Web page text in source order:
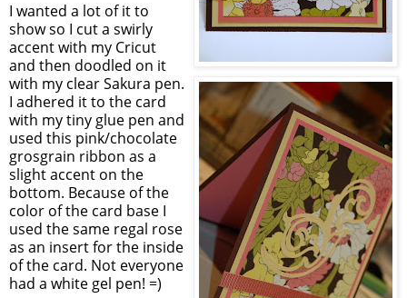
I wanted a lot of it to
show so I cut a swirly
accent with my Cricut
and then doodled on it
with my clear Sakura pen.
I adhered it to the card
with my tiny glue pen and
used this pink/chocolate
grosgrain ribbon as a
slight accent on the
bottom. Because of the
color of the card base I
used the same regal rose
as an insert for the inside
of the card. Not everyone
had a white gel pen! =)